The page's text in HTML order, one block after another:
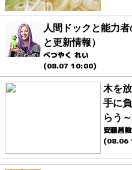
人間ドックと能力
と更新情報）
べつやく れい
(08.07 10:00)
木を
手に
らう
安藤昌教
(08.06